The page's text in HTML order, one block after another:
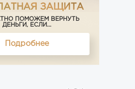
ЗАЩИТА
ПОМОЖЕМ ВЕРНУТЬ
ДЕНЬГИ, ЕСЛИ...
Подробнее